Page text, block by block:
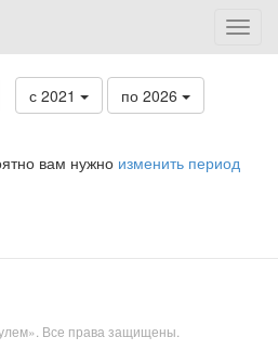
с 2021 по 2026
вам нужно изменить период
Все права защищены.